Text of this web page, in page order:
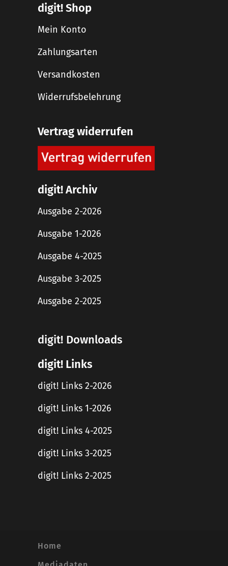
digit! Shop
Mein Konto
Zahlungsarten
Versandkosten
Widerrufsbelehrung
Vertrag widerrufen
digit! Archiv
Ausgabe 2-2026
Ausgabe 1-2026
Ausgabe 4-2025
Ausgabe 3-2025
Ausgabe 2-2025
digit! Downloads
digit! Links
digit! Links 2-2026
digit! Links 1-2026
digit! Links 4-2025
digit! Links 3-2025
digit! Links 2-2025
Home